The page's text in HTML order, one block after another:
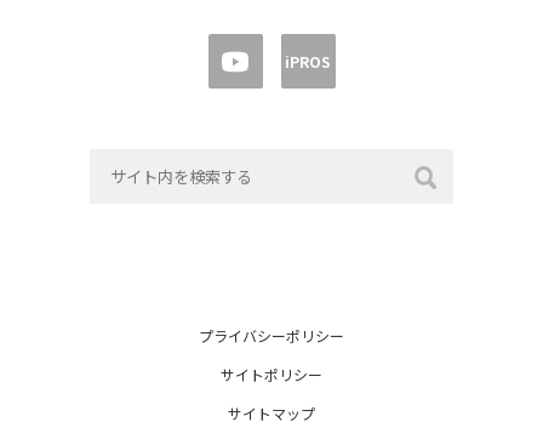
iPROS
プライバシーポリシー
サイトポリシー
サイトマップ